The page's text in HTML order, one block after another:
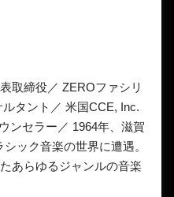
取締役／ ZEROファシリ
タント／ 米国CCE, Inc.
ンセラー／ 1964年、滋賀
ック音楽の世界に遭遇。
あらゆるジャンルの音楽